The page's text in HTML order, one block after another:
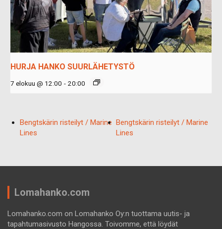
HURJA HANKO SUURLÄHETYSTÖ
7 elokuu @ 12:00 - 20:00
Bengtskärin risteilyt / Marine
Lines
Bengtskärin risteilyt / Marine
Lines
Lomahanko.com
Lomahanko.com on Lomahanko Oy:n tuottama uutis- ja
tapahtumasivusto Hangossa. Toivomme, että löydät